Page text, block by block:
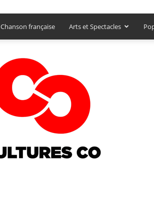
Chanson française Arts et Spectacles